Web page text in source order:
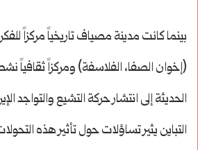
بينما كانت مدينة مصياف تاريخياً مركزاً
(إخوان الصفا، الفلاسفة) ومركزاً ثقافياً
التباين يثير تساؤلات حول تأثير هذه